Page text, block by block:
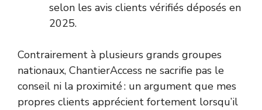
selon les avis clients vérifiés déposés en
2025.
Contrairement à plusieurs grands groupes
nationaux, ChantierAccess ne sacrifie pas le
conseil ni la proximité : un argument que mes
propres clients apprécient fortement lorsqu’il